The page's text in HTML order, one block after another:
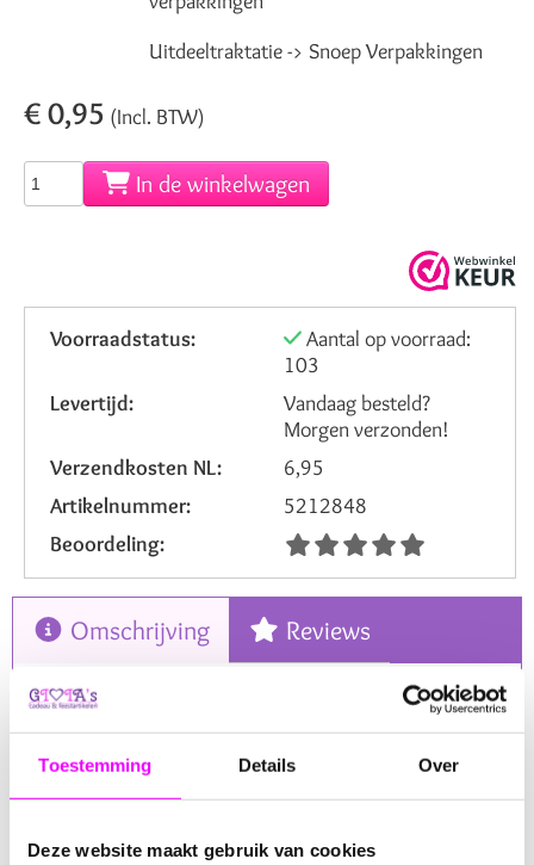
Toestemming Details Over
Deze website maakt gebruik van cookies
Uitdeeltraktatie -> Snoep Verpakkingen
€ 0,95 (Incl. BTW)
In de winkelwagen
Voorraadstatus:
Aantal op voorraad:
103
Levertijd:
Vandaag besteld?
Morgen verzonden!
Verzendkosten NL:
6,95
Artikelnummer:
5212848
Beoordeling:
Omschrijving Reviews
Dezeplexi stolp op voetje (7×6×6 cm)
is een stijlvolle
en veelzijdige verpakking voor kleine traktaties,
cadeautjes en decoraties. De stolp is gemaakt van helder
uitstraling krijgt.